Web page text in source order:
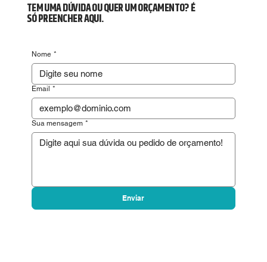
TEM UMA DÚVIDA OU QUER UM ORÇAMENTO? É
SÓ PREENCHER AQUI.
Nome *
Email *
Sua mensagem *
Enviar